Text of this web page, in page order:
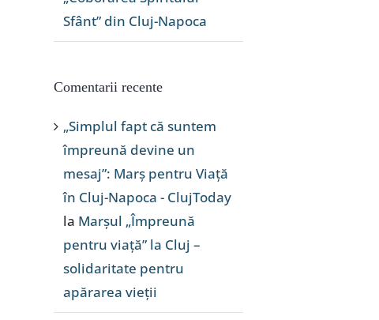
Sfânt” din Cluj-Napoca
Comentarii recente
„Simplul fapt că suntem
împreună devine un
mesaj”: Marș pentru Viață
în Cluj-Napoca - ClujToday
la Marșul „Împreună
pentru viață” la Cluj –
solidaritate pentru
apărarea vieții